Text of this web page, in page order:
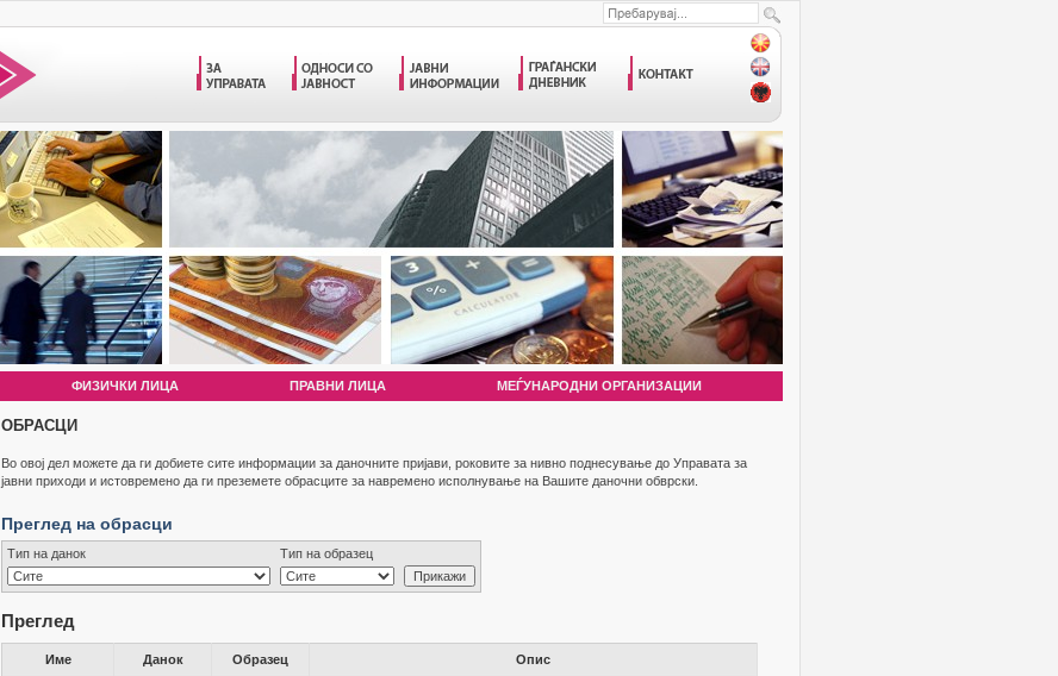
ФИЗИЧКИ ЛИЦА ПРАВНИ ЛИЦА МЕЃУНАРОДНИ ОРГАНИЗАЦИИ
ОБРАСЦИ
Во овој дел можете да ги добиете сите информации за даночните пријави, роковите за нивно поднесување до Управата за
јавни приходи и истовремено да ги преземете обрасците за навремено исполнување на Вашите даночни обврски.
Преглед на обрасци
Тип на данок Тип на образец
Преглед
Име Данок Образец Опис